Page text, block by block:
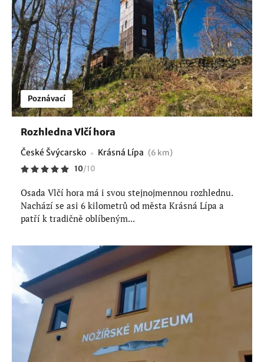
Poznávací
Rozhledna Vlčí hora
České Švýcarsko Krásná Lípa (6 km)
10/10
Osada Vlčí hora má i svou stejnojmennou rozhlednu.
Nachází se asi 6 kilometrů od města Krásná Lípa a
patří k tradičně oblíbeným...